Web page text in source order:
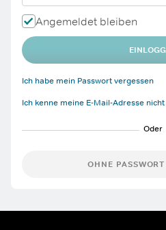
Angemeldet bleiben
Ich habe mein Passwort vergessen
Ich kenne meine E-Mail-Adresse nicht
OHNE